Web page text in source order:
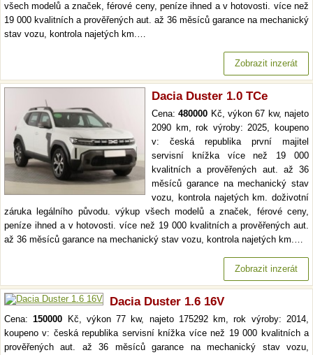
všech modelů a značek, férové ceny, peníze ihned a v hotovosti. více než
19 000 kvalitních a prověřených aut. až 36 měsíců garance na mechanický
stav vozu, kontrola najetých km.…
Zobrazit inzerát
Dacia Duster 1.0 TCe
Cena:480000 Kč, výkon 67 kw, najeto
2090 km, rok výroby: 2025, koupeno
v: česká republika první majitel
servisní knížka více než 19 000
kvalitních a prověřených aut. až 36
měsíců garance na mechanický stav
vozu, kontrola najetých km. doživotní
záruka legálního původu. výkup všech modelů a značek, férové ceny,
peníze ihned a v hotovosti. více než 19 000 kvalitních a prověřených aut.
až 36 měsíců garance na mechanický stav vozu, kontrola najetých km.…
Zobrazit inzerát
Dacia Duster 1.6 16V
Cena:150000 Kč, výkon 77 kw, najeto 175292 km, rok výroby: 2014,
koupeno v: česká republika servisní knížka více než 19 000 kvalitních a
prověřených aut. až 36 měsíců garance na mechanický stav vozu,